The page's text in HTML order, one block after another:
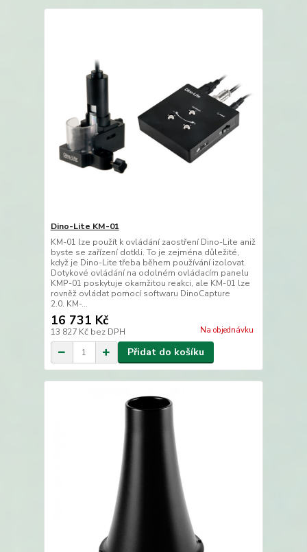
Dino-Lite KM-01
KM-01 lze použít k ovládání zaostření Dino-Lite aniž
byste se zařízení dotkli. To je zejména důležité,
když je Dino-Lite třeba během používání izolovat.
Dotykové ovládání na odolném ovládacím panelu
KMP-01 poskytuje okamžitou reakci, ale KM-01 lze
rovněž ovládat pomocí softwaru DinoCapture
2.0. KM-...
16 731 Kč
13 827 Kč bez DPH Na objednávku
Přidat do košíku